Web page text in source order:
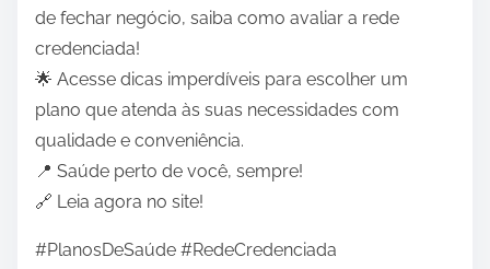
de fechar negócio, saiba como avaliar a rede
credenciada!
🌟 Acesse dicas imperdíveis para escolher um
plano que atenda às suas necessidades com
qualidade e conveniência.
📍 Saúde perto de você, sempre!
🔗 Leia agora no site!
#PlanosDeSaúde #RedeCredenciada